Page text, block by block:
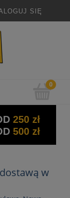
SIĘ
250 zł
500 zł
w